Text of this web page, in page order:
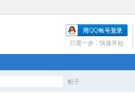
只需一步，快速开始
帖子